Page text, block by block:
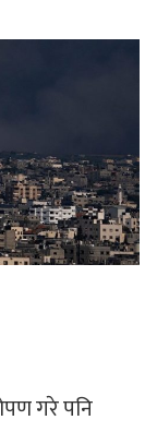
गरे पनि